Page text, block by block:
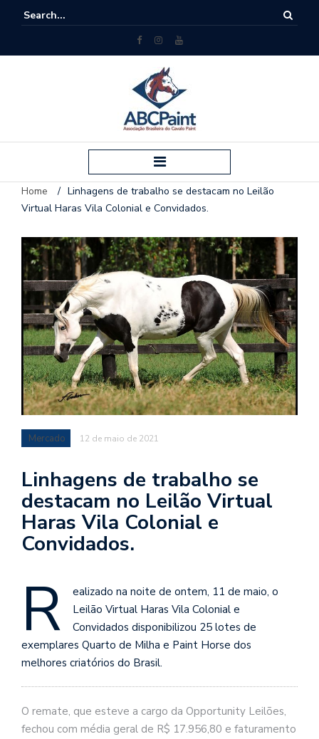
Home / Linhagens de trabalho se destacam no Leilão
Virtual Haras Vila Colonial e Convidados.
Mercado 12 de maio de 2021
Linhagens de trabalho se
destacam no Leilão Virtual
Haras Vila Colonial e
Convidados.
R
ealizado na noite de ontem, 11 de maio, o
Leilão Virtual Haras Vila Colonial e
Convidados disponibilizou 25 lotes de
exemplares Quarto de Milha e Paint Horse dos
melhores criatórios do Brasil.
O remate, que esteve a cargo da Opportunity Leilões,
fechou com média geral de R$ 17.956,80 e faturamento